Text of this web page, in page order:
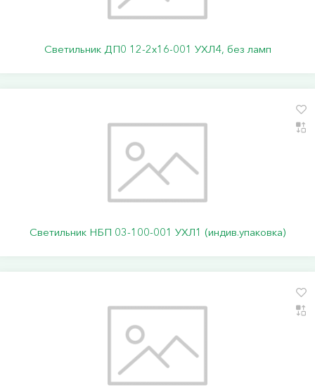
Светильник ДП0 12-2х16-001 УХЛ4, без ламп
Светильник НБП 03-100-001 УХЛ1 (индив.упаковка)